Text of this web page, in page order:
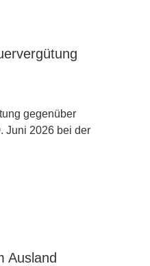
gegenüber
Juni 2026 bei der
Ausland